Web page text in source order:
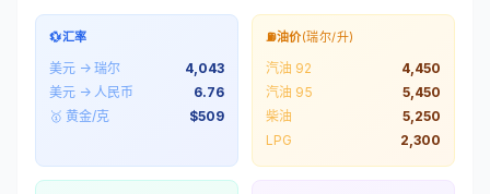
💱汇率
美元 → 瑞尔
4,043
美元 → 人民币
6.76
🥇 黄金/克
$509
⛽油价(瑞尔/升)
汽油 92
4,450
汽油 95
5,450
柴油
5,250
LPG
2,300